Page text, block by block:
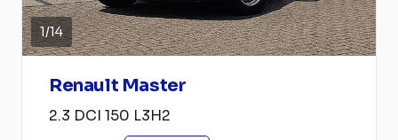
1/14
Renault Master
2.3 DCI 150 L3H2